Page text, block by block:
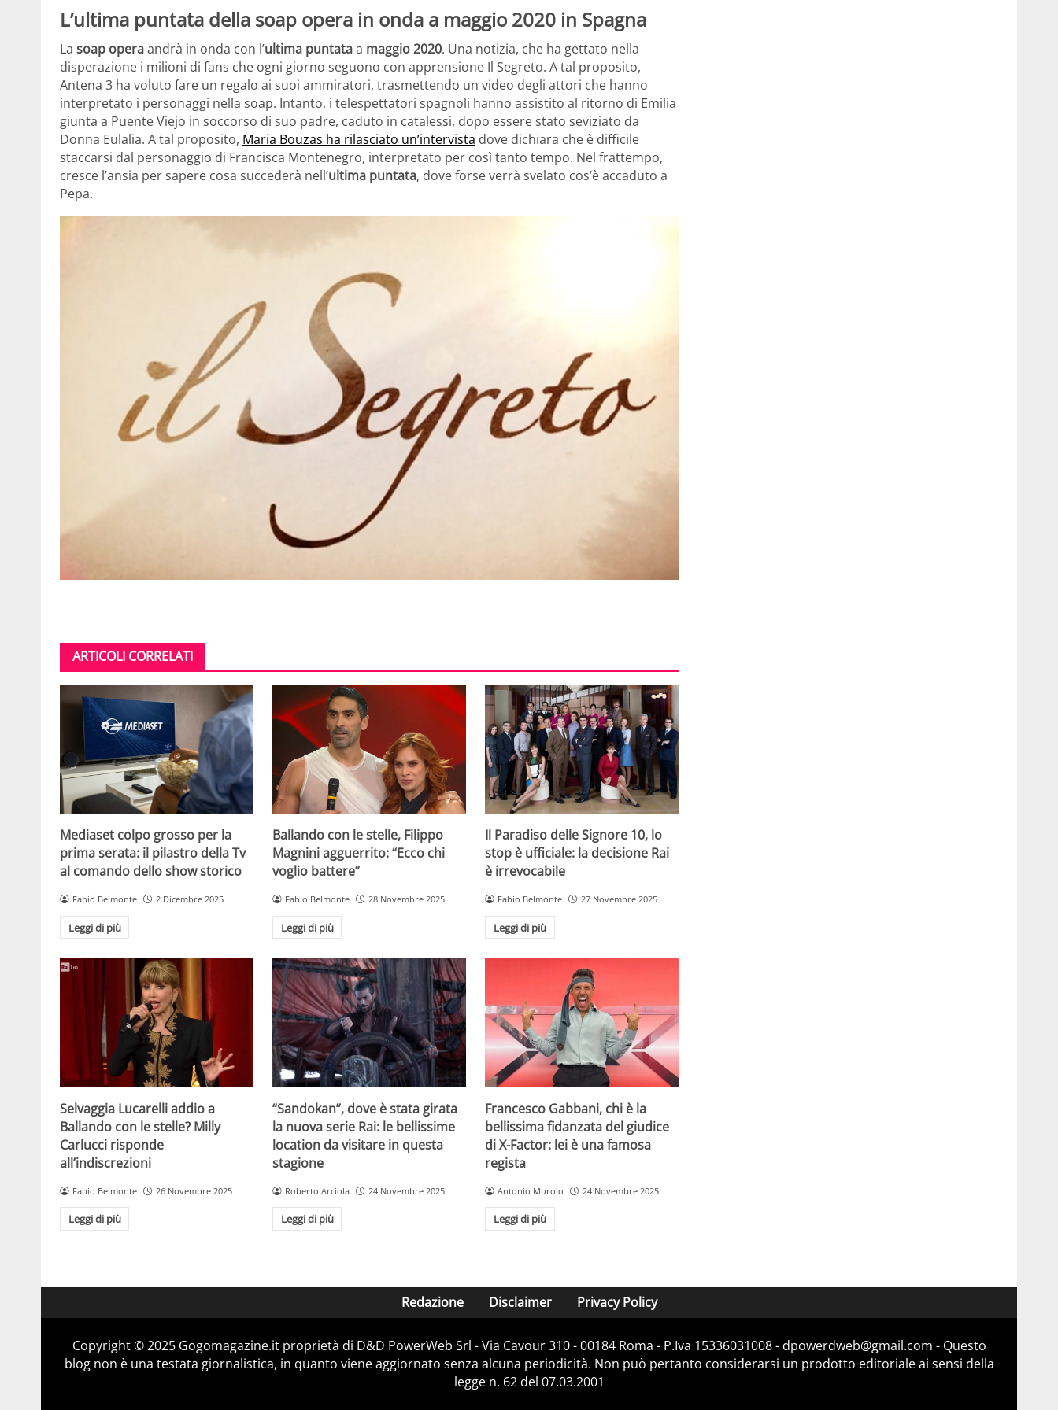
L’ultima puntata della soap opera in onda a maggio 2020 in Spagna
La soap operaandrà in onda con l’ultima puntataa maggio 2020. Una notizia, che ha gettato nella
disperazione i milioni di fans che ogni giorno seguono con apprensione Il Segreto. A tal proposito,
Antena 3 ha voluto fare un regalo ai suoi ammiratori, trasmettendo un video degli attori che hanno
interpretato i personaggi nella soap. Intanto, i telespettatori spagnoli hanno assistito al ritorno di Emilia
giunta a Puente Viejo in soccorso di suo padre, caduto in catalessi, dopo essere stato seviziato da
Donna Eulalia. A tal proposito, Maria Bouzas ha rilasciato un’intervista dove dichiara che è difficile
staccarsi dal personaggio di Francisca Montenegro, interpretato per così tanto tempo. Nel frattempo,
cresce l’ansia per sapere cosa succederà nell’ultima puntata, dove forse verrà svelato cos’è accaduto a
Pepa.
ARTICOLI CORRELATI
Mediaset colpo grosso per la
prima serata: il pilastro della Tv
al comando dello show storico
Fabio Belmonte 2 Dicembre 2025
Leggi di più
Ballando con le stelle, Filippo
Magnini agguerrito: “Ecco chi
voglio battere”
Fabio Belmonte 28 Novembre 2025
Leggi di più
Il Paradiso delle Signore 10, lo
stop è ufficiale: la decisione Rai
è irrevocabile
Fabio Belmonte 27 Novembre 2025
Leggi di più
Selvaggia Lucarelli addio a
Ballando con le stelle? Milly
Carlucci risponde
all’indiscrezioni
Fabio Belmonte 26 Novembre 2025
Leggi di più
“Sandokan”, dove è stata girata
la nuova serie Rai: le bellissime
location da visitare in questa
stagione
Roberto Arciola 24 Novembre 2025
Leggi di più
Francesco Gabbani, chi è la
bellissima fidanzata del giudice
di X-Factor: lei è una famosa
regista
Antonio Murolo 24 Novembre 2025
Leggi di più
Redazione Disclaimer Privacy Policy
Copyright © 2025 Gogomagazine.it proprietà di D&D PowerWeb Srl - Via Cavour 310 - 00184 Roma - P.Iva 15336031008 - dpowerdweb@gmail.com - Questo
blog non è una testata giornalistica, in quanto viene aggiornato senza alcuna periodicità. Non può pertanto considerarsi un prodotto editoriale ai sensi della
legge n. 62 del 07.03.2001